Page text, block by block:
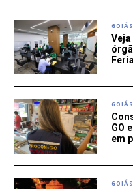
GOIÁS
GOIÁS
GO
em
GOIÁS